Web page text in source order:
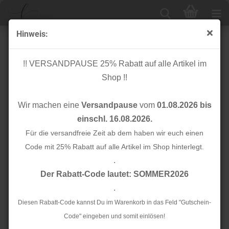
Hinweis:
!! VERSANDPAUSE 25% Rabatt auf alle Artikel im
Shop !!
Wir machen eine Versandpausevom 01.08.2026 bis
einschl. 16.08.2026.
Für die versandfreie Zeit ab dem haben wir euch einen
Code mit 25% Rabatt auf alle Artikel im Shop hinterlegt.
.
Der Rabatt-Code lautet: SOMMER2026
.
Diesen Rabatt-Code kannst Du im Warenkorb in das Feld "Gutschein-
Code" eingeben und somit einlösen!
Bambus Twill - Noelle - old green